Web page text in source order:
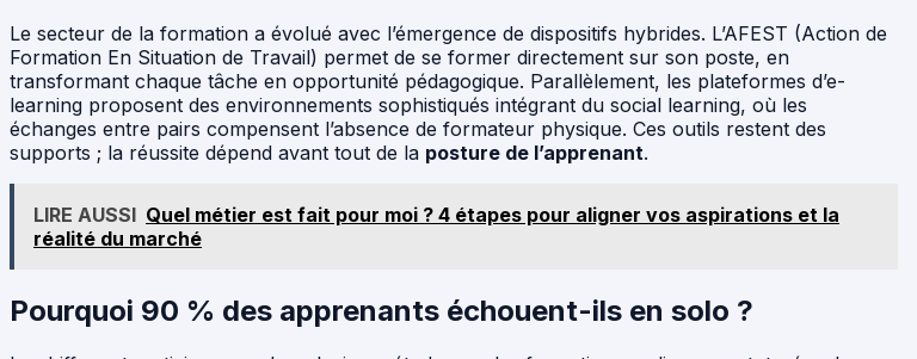
Le secteur de la formation a évolué avec l’émergence de dispositifs hybrides. L’AFEST (Action de
Formation En Situation de Travail) permet de se former directement sur son poste, en
transformant chaque tâche en opportunité pédagogique. Parallèlement, les plateformes d’e-
learning proposent des environnements sophistiqués intégrant du social learning, où les
échanges entre pairs compensent l’absence de formateur physique. Ces outils restent des
supports ; la réussite dépend avant tout de la posture de l’apprenant.
LIRE AUSSI Quel métier est fait pour moi ? 4 étapes pour aligner vos aspirations et la
réalité du marché
Pourquoi 90 % des apprenants échouent-ils en solo ?